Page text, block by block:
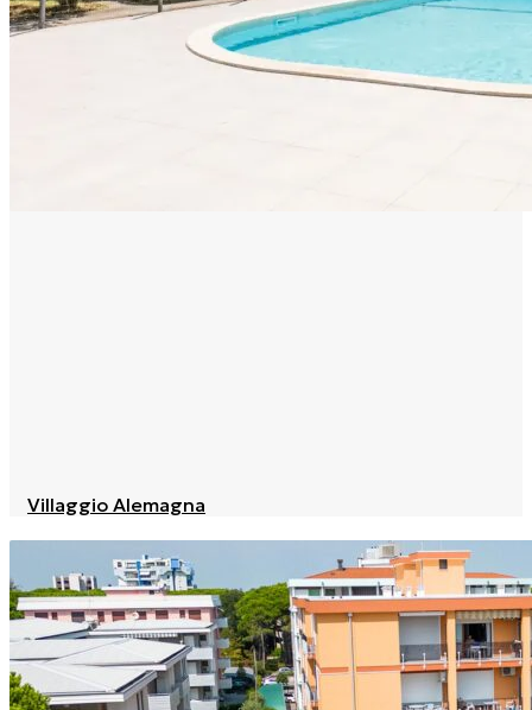
Villaggio Alemagna